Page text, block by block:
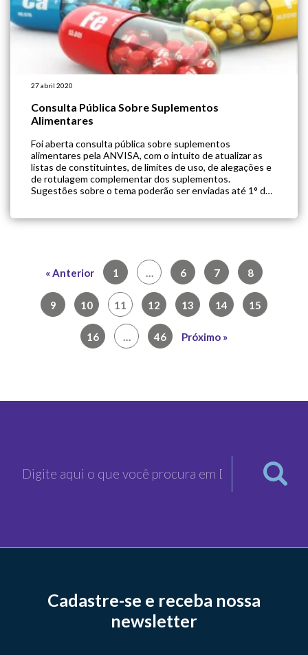
27 abril 2020
Consulta Pública Sobre Suplementos
Alimentares
Foi aberta consulta pública sobre suplementos
alimentares pela ANVISA, com o intuito de atualizar as
listas de constituintes, de limites de uso, de alegações e
de rotulagem complementar dos suplementos.
Sugestões sobre o tema poderão ser enviadas até 1° de
neste […]
« Anterior 1 … 6 7 8
9 10 11 12 13 14 15
16 … 46 Próximo »
Cadastre-se e receba nossa
newsletter